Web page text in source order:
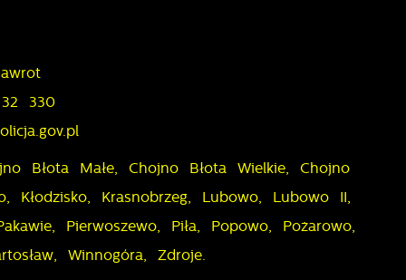
330
Błota Małe, Chojno Błota Wielkie, Chojno
Kłodzisko, Krasnobrzeg, Lubowo, Lubowo II,
Pierwoszewo, Piła, Popowo, Pożarowo,
Winnogóra, Zdroje.